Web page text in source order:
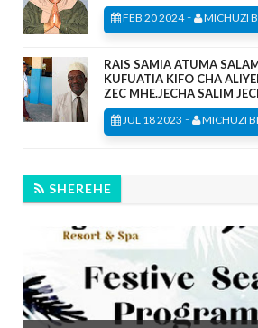
FEB 20 2024- MICHUZI
RAIS SAMIA ATUMA
KUFUATIA KIFO CHA
ZEC MHE.JECHA SALIM
JUL 18 2023 - MICHUZI
SHEREHE